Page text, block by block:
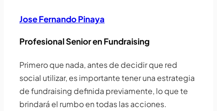
Jose Fernando Pinaya
Profesional Senior en Fundraising
Primero que nada, antes de decidir que red
social utilizar, es importante tener una estrategia
de fundraising definida previamente, lo que te
brindará el rumbo en todas las acciones.